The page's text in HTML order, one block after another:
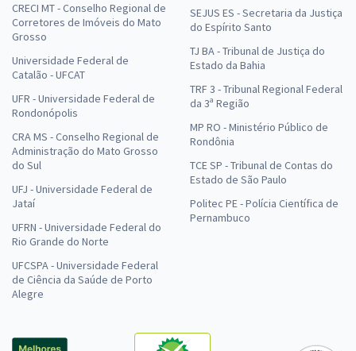
CRECI MT - Conselho Regional de
Corretores de Imóveis do Mato
Grosso
Universidade Federal de
Catalão - UFCAT
UFR - Universidade Federal de
Rondonópolis
CRA MS - Conselho Regional de
Administração do Mato Grosso
do Sul
UFJ - Universidade Federal de
Jataí
UFRN - Universidade Federal do
Rio Grande do Norte
UFCSPA - Universidade Federal
de Ciência da Saúde de Porto
Alegre
SEJUS ES - Secretaria da Justiça
do Espírito Santo
TJ BA - Tribunal de Justiça do
Estado da Bahia
TRF 3 - Tribunal Regional Federal
da 3ª Região
MP RO - Ministério Público de
Rondônia
TCE SP - Tribunal de Contas do
Estado de São Paulo
Politec PE - Polícia Científica de
Pernambuco